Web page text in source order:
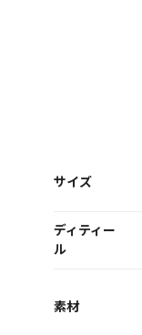
サイズ
ディティー
ル
素材